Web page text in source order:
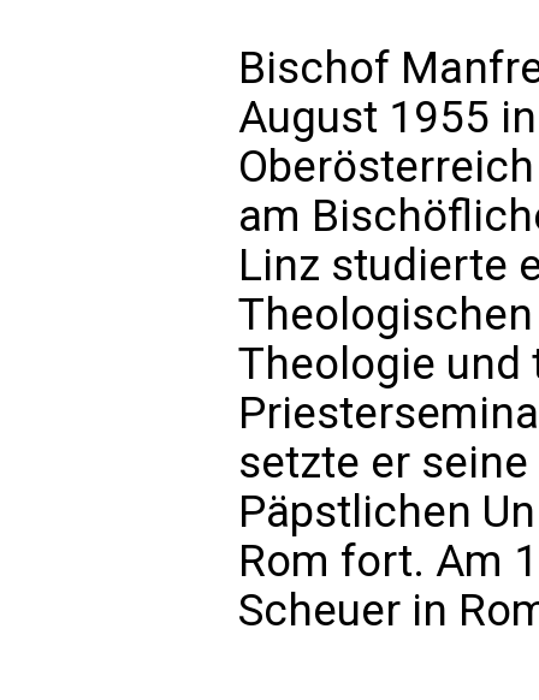
Bischof
August 1955
am
Linz studierte
Theologie und
setzte er
Päpstlichen
Rom fort. Am
Scheuer in